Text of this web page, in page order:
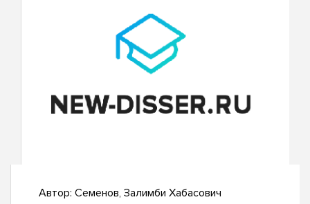
Автор: Семенов, Залимби Хабасович